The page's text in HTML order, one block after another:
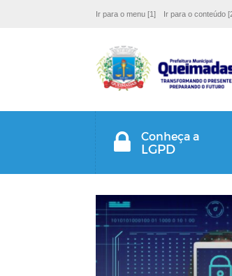
Ir para o menu [1] Ir para o conteúdo
Conheça a
LGPD